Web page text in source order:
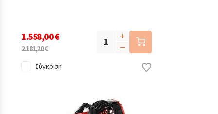
1.558,00 €
2.181,20 €
Σύγκριση